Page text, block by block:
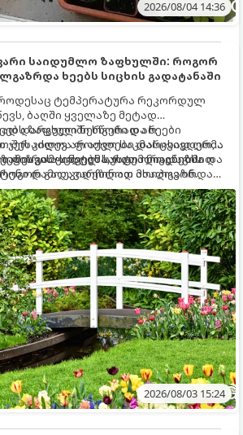
2026/08/04 14:36
საიდუმლო ზაფხულში: როგორ
ხეებს სიცხის გადატანაში
ტემპერატურა რეკორდულ
ბაღში ყველაზე მეტად
დარგული ნერგები და ხეები
ჯერ კიდევ არ აქვთ საკმარისად ღრმა
ფესვთა სისტემა, რათა ნიადაგის
დამოუკიდებლად მოიპოვონ.
ზაფხულში სწორად არ
შესაძლოა ფოთლები დასცვივდეთ,
ყინვებს სუსტი ორგანიზმით
გამოცდილ საიდუმლოებებსა და
როგორ გადავარჩინოთ ახალგაზრდა
2026/08/03 15:24